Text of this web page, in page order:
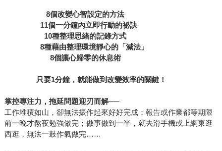
8個改變心智設定的方法
11個一分鐘內立即行動的祕訣
10種整理思緒的記錄方式
8種藉由整理環境靜心的「減法」
8個讓心歸零的休息術
只要1分鐘，就能做到改變效率的關鍵！
掌控專注力，拖延問題迎刃而解──
工作堆積如山，卻無法振作起來好好完成；報告或作業都等期限
前一晚才熬夜勉強做完；做事做到一半，就去滑手機或上網東逛
西逛，無法一鼓作氣做完……